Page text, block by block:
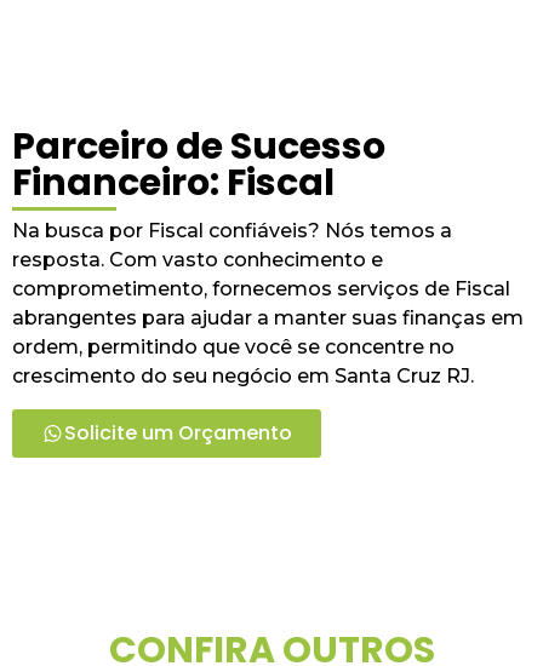
Parceiro de Sucesso
Financeiro: Fiscal
Na busca por Fiscal confiáveis? Nós temos a
resposta. Com vasto conhecimento e
comprometimento, fornecemos serviços de Fiscal
abrangentes para ajudar a manter suas finanças em
ordem, permitindo que você se concentre no
crescimento do seu negócio em Santa Cruz RJ.
Solicite um Orçamento
CONFIRA OUTROS